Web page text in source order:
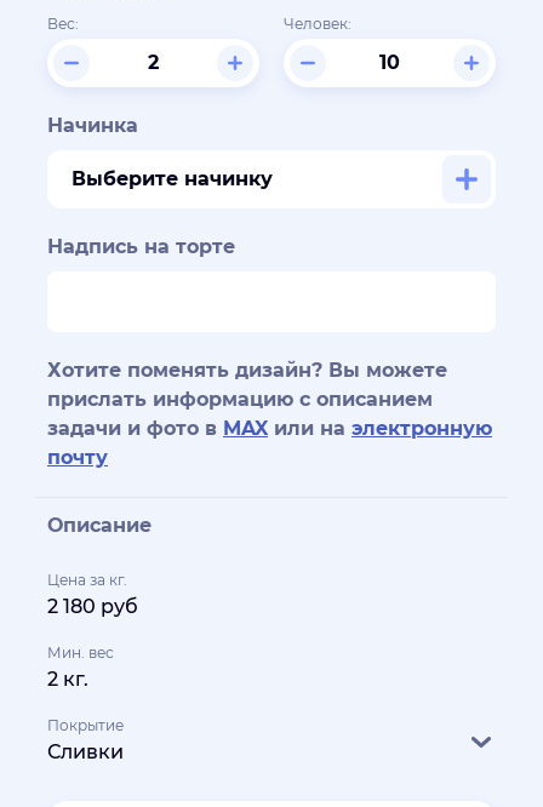
Вес: Человек:
Начинка
Выберите начинку
Надпись на торте
Хотите поменять дизайн? Вы можете
прислать информацию с описанием
задачи и фото в MAX или на электронную
почту
Описание
Цена за кг.
2 180 руб
Мин. вес
2 кг.
Покрытие
Сливки